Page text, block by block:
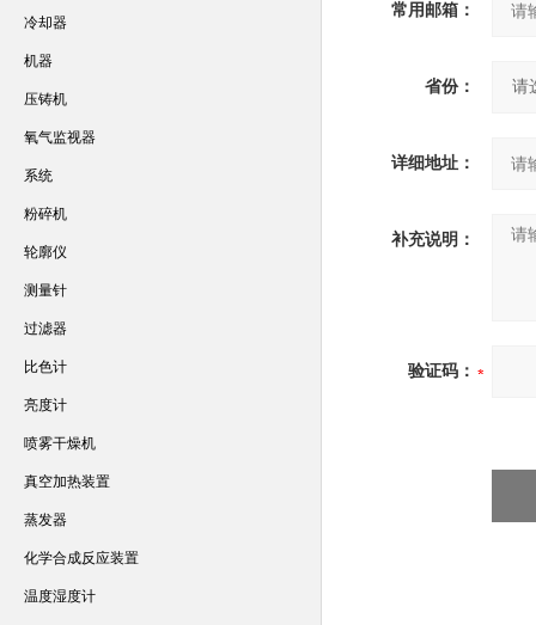
常用邮箱：
省份：
详细地址：
补充说明：
验证码：
冷却器
机器
压铸机
氧气监视器
系统
粉碎机
轮廓仪
测量针
过滤器
比色计
亮度计
喷雾干燥机
真空加热装置
蒸发器
化学合成反应装置
温度湿度计